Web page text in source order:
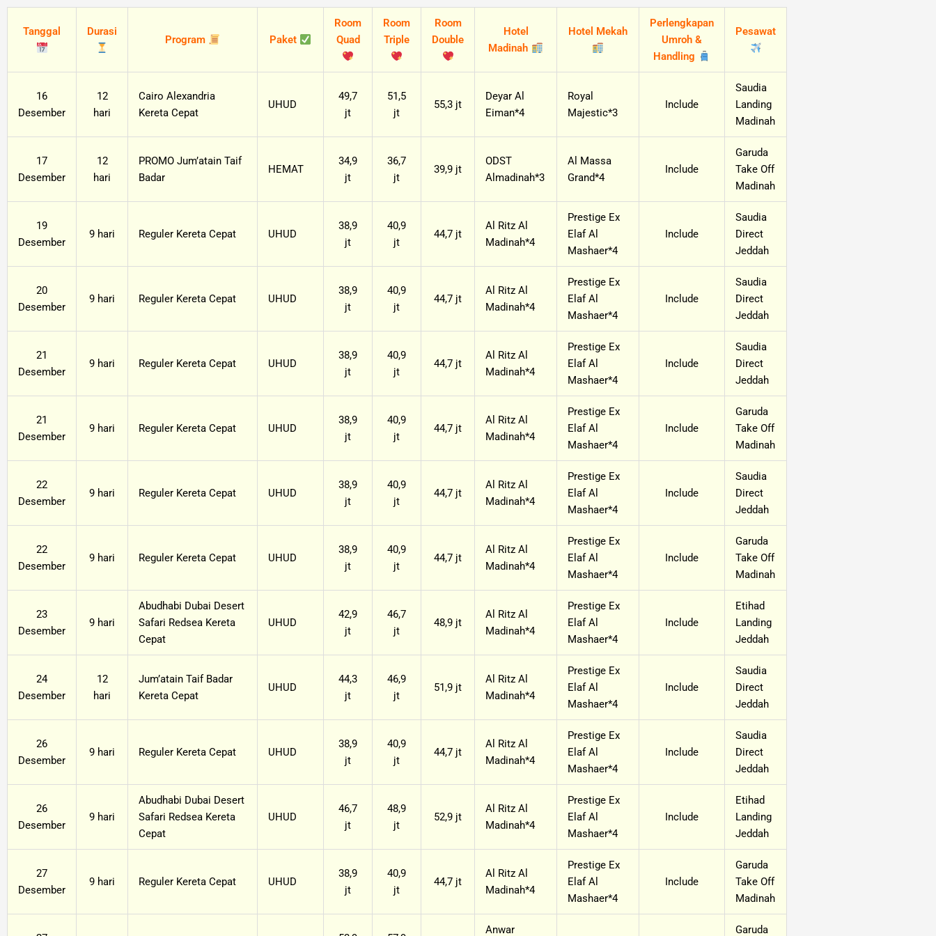
Lewati
Tanggal Durasi
Program Paket
Room
Quad
Room
Triple
Room
Double
Hotel
Madinah
Hotel Mekah
Perlengkapan
Umroh &
Handling
Pesawat
16
Desember
12
hari
Cairo Alexandria
Kereta Cepat
UHUD
49,7
jt
51,5
jt
55,3 jt
Deyar Al
Eiman*4
Royal
Majestic*3
Include
Saudia
Landing
Madinah
17
Desember
12
hari
PROMO Jum’atain Taif
Badar
HEMAT
34,9
jt
36,7
jt
39,9 jt
ODST
Almadinah*3
Al Massa
Grand*4
Include
Garuda
Take Off
Madinah
19
Desember
9 hari Reguler Kereta Cepat UHUD
38,9
jt
40,9
jt
44,7 jt
Al Ritz Al
Madinah*4
Prestige Ex
Elaf Al
Mashaer*4
Include
Saudia
Direct
Jeddah
20
Desember
9 hari Reguler Kereta Cepat UHUD
38,9
jt
40,9
jt
44,7 jt
Al Ritz Al
Madinah*4
Prestige Ex
Elaf Al
Mashaer*4
Include
Saudia
Direct
Jeddah
21
Desember
9 hari Reguler Kereta Cepat UHUD
38,9
jt
40,9
jt
44,7 jt
Al Ritz Al
Madinah*4
Prestige Ex
Elaf Al
Mashaer*4
Include
Saudia
Direct
Jeddah
21
Desember
9 hari Reguler Kereta Cepat UHUD
38,9
jt
40,9
jt
44,7 jt
Al Ritz Al
Madinah*4
Prestige Ex
Elaf Al
Mashaer*4
Include
Garuda
Take Off
Madinah
22
Desember
9 hari Reguler Kereta Cepat UHUD
38,9
jt
40,9
jt
44,7 jt
Al Ritz Al
Madinah*4
Prestige Ex
Elaf Al
Mashaer*4
Include
Saudia
Direct
Jeddah
22
Desember
9 hari Reguler Kereta Cepat UHUD
38,9
jt
40,9
jt
44,7 jt
Al Ritz Al
Madinah*4
Prestige Ex
Elaf Al
Mashaer*4
Include
Garuda
Take Off
Madinah
23
Desember
9 hari
Abudhabi Dubai Desert
Safari Redsea Kereta
Cepat
UHUD
42,9
jt
46,7
jt
48,9 jt
Al Ritz Al
Madinah*4
Prestige Ex
Elaf Al
Mashaer*4
Include
Etihad
Landing
Jeddah
24
Desember
12
hari
Jum’atain Taif Badar
Kereta Cepat
UHUD
44,3
jt
46,9
jt
51,9 jt
Al Ritz Al
Madinah*4
Prestige Ex
Elaf Al
Mashaer*4
Include
Saudia
Direct
Jeddah
26
Desember
9 hari Reguler Kereta Cepat UHUD
38,9
jt
40,9
jt
44,7 jt
Al Ritz Al
Madinah*4
Prestige Ex
Elaf Al
Mashaer*4
Include
Saudia
Direct
Jeddah
26
Desember
9 hari
Abudhabi Dubai Desert
Safari Redsea Kereta
Cepat
UHUD
46,7
jt
48,9
jt
52,9 jt
Al Ritz Al
Madinah*4
Prestige Ex
Elaf Al
Mashaer*4
Include
Etihad
Landing
Jeddah
27
Desember
9 hari Reguler Kereta Cepat UHUD
38,9
jt
40,9
jt
44,7 jt
Al Ritz Al
Madinah*4
Prestige Ex
Elaf Al
Mashaer*4
Include
Garuda
Take Off
Madinah
Anwar Garuda